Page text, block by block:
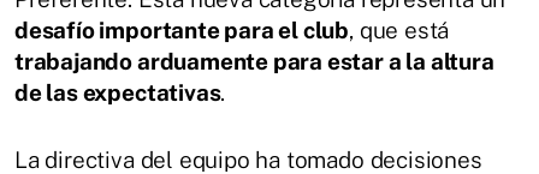
desafío importante para el club, que está
trabajando arduamente para estar a la altura
de las expectativas.
La directiva del equipo ha tomado decisiones